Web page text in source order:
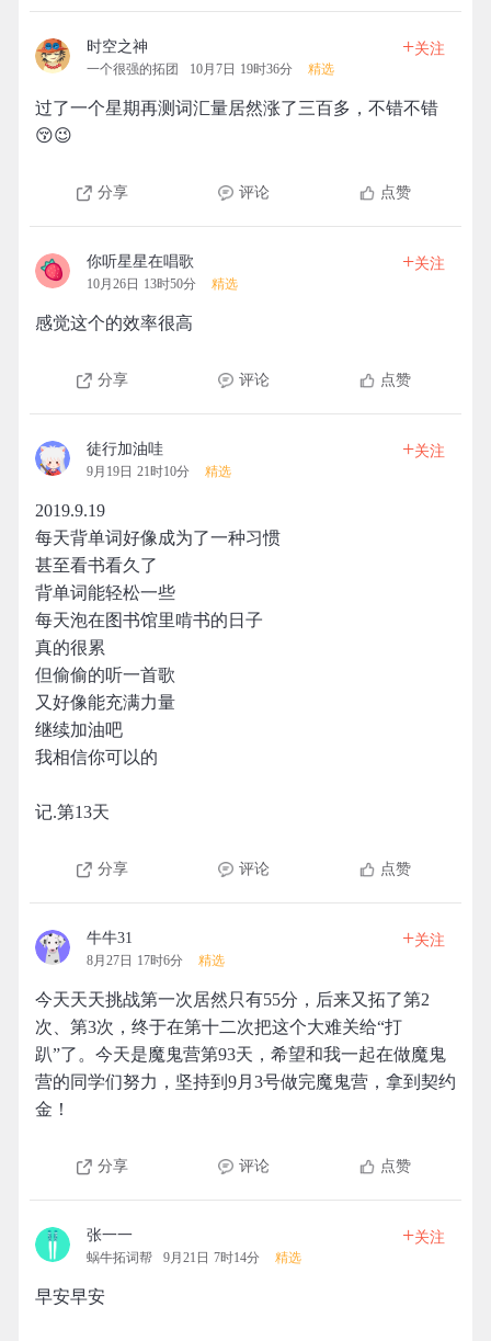
时空之神
一个很强的拓团 10月7日 19时36分 精选
+关注
过了一个星期再测词汇量居然涨了三百多，不错不错
😚😉
分享 评论 点赞
你听星星在唱歌
10月26日 13时50分 精选
+关注
感觉这个的效率很高
分享 评论 点赞
徒行加油哇
9月19日 21时10分 精选
+关注
2019.9.19
每天背单词好像成为了一种习惯
甚至看书看久了
背单词能轻松一些
每天泡在图书馆里啃书的日子
真的很累
但偷偷的听一首歌
又好像能充满力量
继续加油吧
我相信你可以的
记.第13天
分享 评论 点赞
牛牛31
8月27日 17时6分 精选
+关注
今天天天挑战第一次居然只有55分，后来又拓了第2
次、第3次，终于在第十二次把这个大难关给“打
趴”了。今天是魔鬼营第93天，希望和我一起在做魔鬼
营的同学们努力，坚持到9月3号做完魔鬼营，拿到契约
金！
分享 评论 点赞
张一一
蜗牛拓词帮 9月21日 7时14分 精选
+关注
早安早安